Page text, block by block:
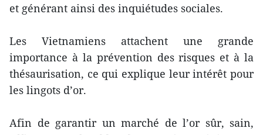
et générant ainsi des inquiétudes sociales.
Les Vietnamiens attachent une grande
importance à la prévention des risques et à la
thésaurisation, ce qui explique leur intérêt pour
les lingots d’or.
Afin de garantir un marché de l’or sûr, sain,